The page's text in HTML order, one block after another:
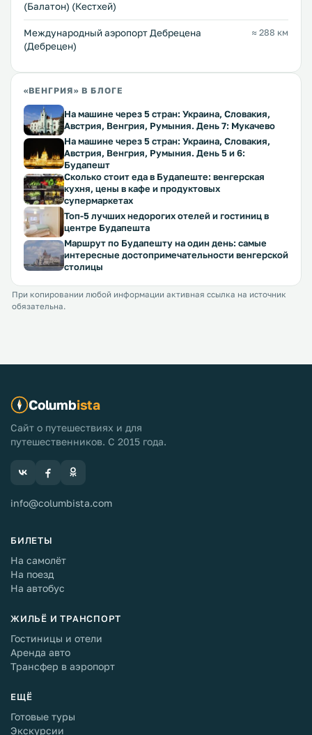
(Балатон) (Кестхей)
Международный аэропорт Дебрецена
(Дебрецен)
≈ 288 км
«ВЕНГРИЯ» В БЛОГЕ
На машине через 5 стран: Украина, Словакия,
Австрия, Венгрия, Румыния. День 7: Мукачево
На машине через 5 стран: Украина, Словакия,
Австрия, Венгрия, Румыния. День 5 и 6:
Будапешт
Сколько стоит еда в Будапеште: венгерская
кухня, цены в кафе и продуктовых
супермаркетах
Топ-5 лучших недорогих отелей и гостиниц в
центре Будапешта
Маршрут по Будапешту на один день: самые
интересные достопримечательности венгерской
столицы
При копировании любой информации активная ссылка на источник
обязательна.
Columbista
Сайт о путешествиях и для
путешественников. С 2015 года.
info@columbista.com
БИЛЕТЫ
На самолёт
На поезд
На автобус
ЖИЛЬЁ И ТРАНСПОРТ
Гостиницы и отели
Аренда авто
Трансфер в аэропорт
ЕЩЁ
Готовые туры
Экскурсии